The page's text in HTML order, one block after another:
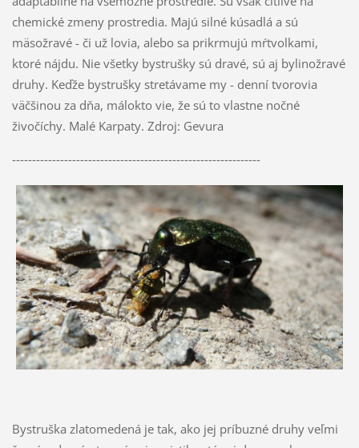
chemické zmeny prostredia. Majú silné kúsadlá a sú
mäsožravé - či už lovia, alebo sa prikrmujú mŕtvolkami,
ktoré nájdu. Nie všetky bystrušky sú dravé, sú aj bylinožravé
druhy. Keďže bystrušky stretávame my - denní tvorovia
väčšinou za dňa, málokto vie, že sú to vlastne nočné
živočíchy. Malé Karpaty. Zdroj: Gevura
--------------------------------------------------------------
Bystruška zlatomedená je tak, ako jej príbuzné druhy veľmi